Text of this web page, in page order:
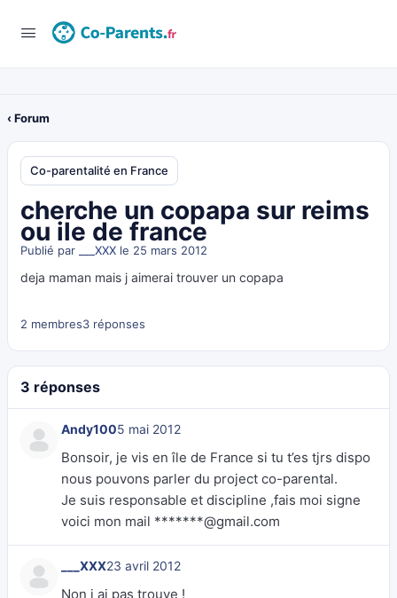
‹ Forum
Co-parentalité en France
cherche un copapa sur reims
ou ile de france
Publié par ___XXX le 25 mars 2012
deja maman mais j aimerai trouver un copapa
2 membres3 réponses
3 réponses
Andy1005 mai 2012
Bonsoir, je vis en île de France si tu t’es tjrs dispo
nous pouvons parler du project co-parental.
Je suis responsable et discipline ,fais moi signe
voici mon mail *******@gmail.com
___XXX23 avril 2012
Non j ai pas trouve !